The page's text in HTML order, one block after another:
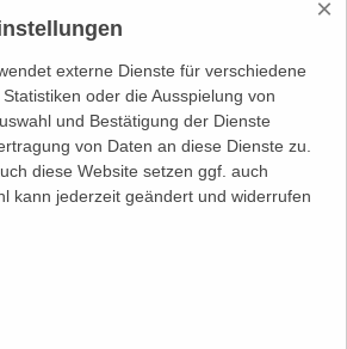
×
externe Dienste für verschiedene
oder die Ausspielung von
und Bestätigung der Dienste
von Daten an diese Dienste zu.
diese Website setzen ggf. auch
kann jederzeit geändert und widerrufen